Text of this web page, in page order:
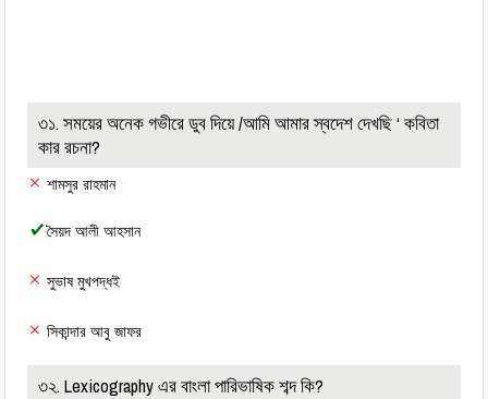
৩১. সময়ের অনেক গভীরে ডুব দিয়ে /আমি আমার স্বদেশ দেখছি ‘ কবিতা
কার রচনা?
শামসুর রাহমান
সৈয়দ আলী আহসান
সুভাষ মুখপদ্ধই
সিকান্দার আবু জাফর
৩২. Lexicography এর বাংলা পারিভাষিক শব্দ কি?